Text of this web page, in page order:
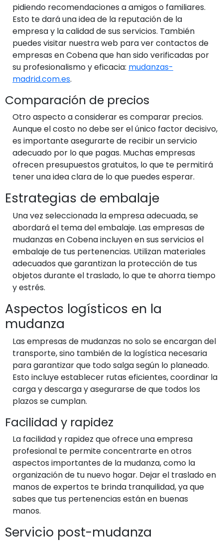
pidiendo recomendaciones a amigos o familiares.
Esto te dará una idea de la reputación de la
empresa y la calidad de sus servicios. También
puedes visitar nuestra web para ver contactos de
empresas en Cobena que han sido verificadas por
su profesionalismo y eficacia: mudanzas-
madrid.com.es.
Comparación de precios
Otro aspecto a considerar es comparar precios.
Aunque el costo no debe ser el único factor decisivo,
es importante asegurarte de recibir un servicio
adecuado por lo que pagas. Muchas empresas
ofrecen presupuestos gratuitos, lo que te permitirá
tener una idea clara de lo que puedes esperar.
Estrategias de embalaje
Una vez seleccionada la empresa adecuada, se
abordará el tema del embalaje. Las empresas de
mudanzas en Cobena incluyen en sus servicios el
embalaje de tus pertenencias. Utilizan materiales
adecuados que garantizan la protección de tus
objetos durante el traslado, lo que te ahorra tiempo
y estrés.
Aspectos logísticos en la
mudanza
Las empresas de mudanzas no solo se encargan del
transporte, sino también de la logística necesaria
para garantizar que todo salga según lo planeado.
Esto incluye establecer rutas eficientes, coordinar la
carga y descarga y asegurarse de que todos los
plazos se cumplan.
Facilidad y rapidez
La facilidad y rapidez que ofrece una empresa
profesional te permite concentrarte en otros
aspectos importantes de la mudanza, como la
organización de tu nuevo hogar. Dejar el traslado en
manos de expertos te brinda tranquilidad, ya que
sabes que tus pertenencias están en buenas
manos.
Servicio post-mudanza